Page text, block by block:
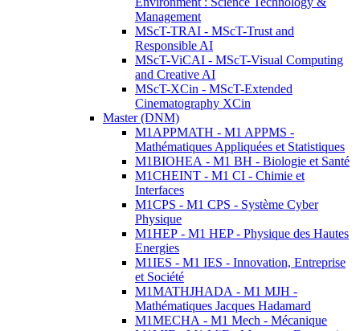
Management
MScT-TRAI - MScT-Trust and
Responsible AI
MScT-ViCAI - MScT-Visual Computing
and Creative AI
MScT-XCin - MScT-Extended
Cinematography XCin
Master (DNM)
M1APPMATH - M1 APPMS -
Mathématiques Appliquées et Statistiques
M1BIOHEA - M1 BH - Biologie et Santé
M1CHEINT - M1 CI - Chimie et
Interfaces
M1CPS - M1 CPS - Système Cyber
Physique
M1HEP - M1 HEP - Physique des Hautes
Energies
M1IES - M1 IES - Innovation, Entreprise
et Société
M1MATHJHADA - M1 MJH -
Mathématiques Jacques Hadamard
M1MECHA - M1 Mech - Mécanique